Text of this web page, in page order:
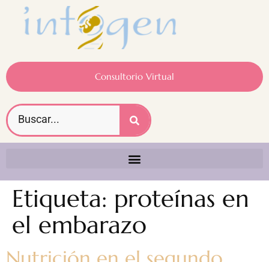
Consultorio Virtual
Etiqueta: proteínas en
el embarazo